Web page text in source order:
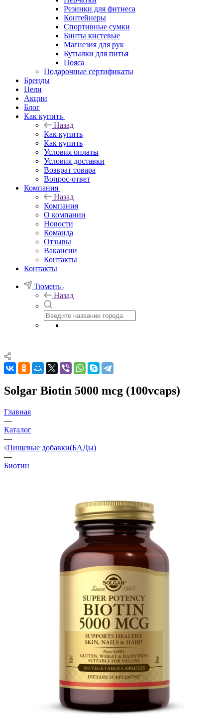
Резинки для фитнеса
Контейнеры
Спортивные сумки
Бинты кистевые
Магнезия для рук
Бутылки для питья
Пояса
Подарочные сертификаты
Бренды
Цели
Акции
Блог
Как купить
Назад
Как купить
Как купить
Условия оплаты
Условия доставки
Возврат товара
Вопрос-ответ
Компания
Назад
Компания
О компании
Новости
Команда
Отзывы
Вакансии
Контакты
Контакты
Тюмень
Назад
Solgar Biotin 5000 mcg (100vcaps)
Главная
—
Каталог
—
Пищевые добавки(БАДы)
—
Биотин